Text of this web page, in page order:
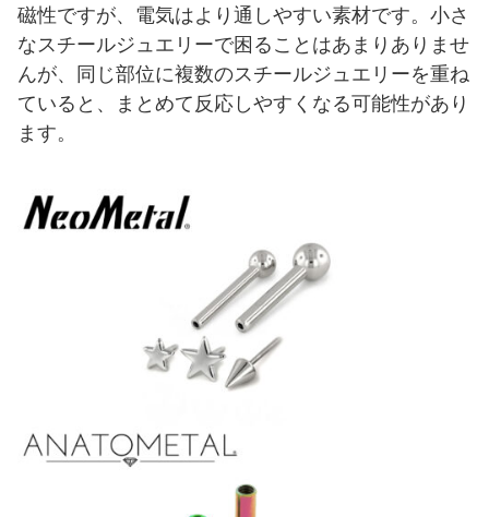
磁性ですが、電気はより通しやすい素材です。小さ
なスチールジュエリーで困ることはあまりありませ
んが、同じ部位に複数のスチールジュエリーを重ね
ていると、まとめて反応しやすくなる可能性があり
ます。